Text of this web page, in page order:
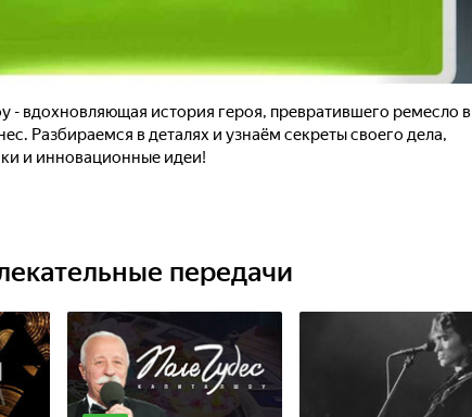
- вдохновляющая история героя, превратившего ремесло в
Разбираемся в деталях и узнаём секреты своего дела,
и инновационные идеи!
передачи